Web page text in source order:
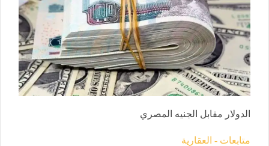
الدولار مقابل الجنيه المصري
متابعات - العقارية